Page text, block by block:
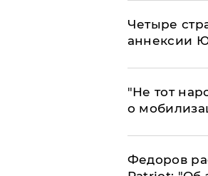
Четыре
аннексии
​"Не тот
о
Федоров